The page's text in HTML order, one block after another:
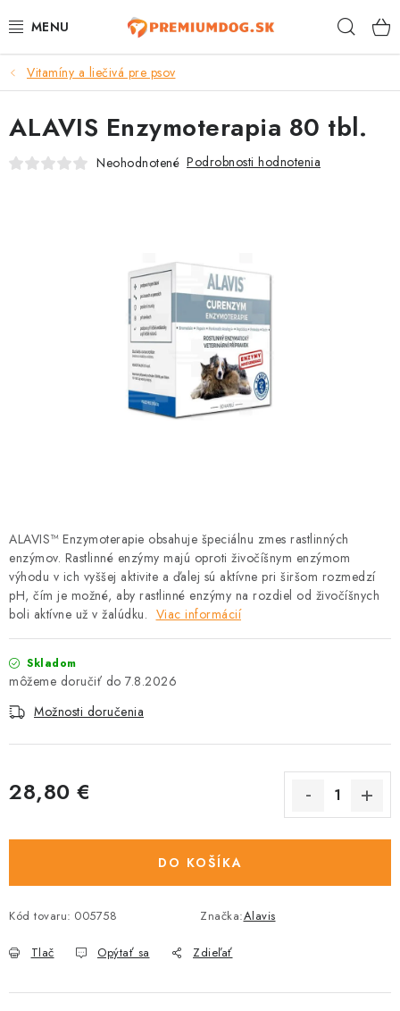
na
TOP 100 PRODUKTOV
NOVINKY
AKCIE
DEZINFEKČNÉ PROSTRIEDKY
VONKAJŠIE VTÁCTVO
GELOREN KĽBOVÁ VÝŽIVA
CHOVATEĽSKÉ POTREBY
Vitamíny a liečivá pre psov
ALAVIS™ Enzymoterapie obsahuje špeciálnu zmes rastlinných
enzýmov. Rastlinné enzýmy majú oproti živočíšnym enzýmom
výhodu v ich vyššej aktivite a ďalej sú aktívne pri širšom rozmedzí
pH, čím je možné, aby rastlinné enzýmy na rozdiel od živočíšnych
boli aktívne už v žalúdku. Viac informácií
Skladom
7.8.2026
Možnosti doručenia
28,80 €
DO KOŠÍKA
Kód tovaru: 005758 Značka:Alavis
Tlač Opýtať sa Zdieľať
ALAVIS Enzymoterapia 80 tbl.
Neohodnotené Podrobnosti hodnotenia